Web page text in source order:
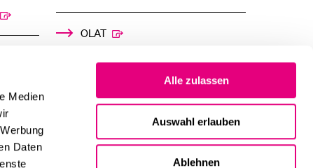
Medien
Daten
Alle zulassen
Auswahl erlauben
Ablehnen
OLAT